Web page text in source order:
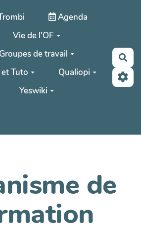
Agenda
Vie de l'OF
Groupes de travail
Tuto
Qualiopi
Yeswiki
de